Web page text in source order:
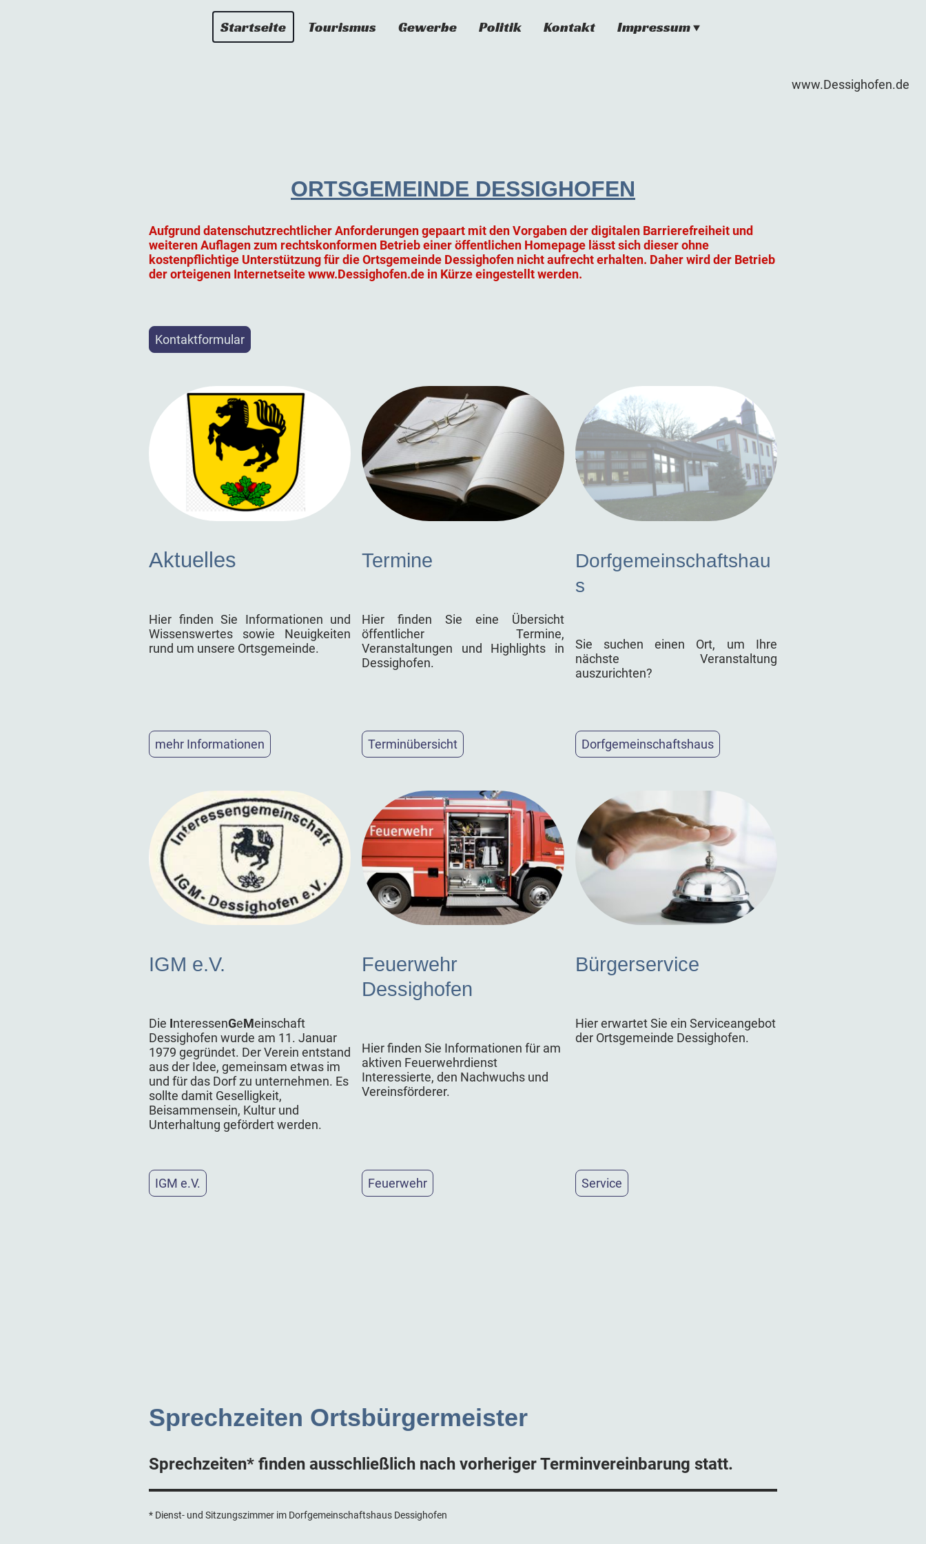
Startseite Tourismus Gewerbe Politik Kontakt Impressum
www.Dessighofen.de
ORTSGEMEINDE DESSIGHOFEN
Aufgrund datenschutzrechtlicher Anforderungen gepaart mit den Vorgaben der digitalen Barrierefreiheit und
weiteren Auflagen zum rechtskonformen Betrieb einer öffentlichen Homepage lässt sich dieser ohne
kostenpflichtige Unterstützung für die Ortsgemeinde Dessighofen nicht aufrecht erhalten. Daher wird der Betrieb
der orteigenen Internetseite www.Dessighofen.de in Kürze eingestellt werden.
Kontaktformular
Aktuelles
Hier finden Sie Informationen und
Wissenswertes sowie Neuigkeiten
rund um unsere Ortsgemeinde.
mehr Informationen
Termine
Hier finden Sie eine Übersicht
öffentlicher Termine,
Veranstaltungen und Highlights in
Dessighofen.
Terminübersicht
Dorfgemeinschaftshau
s
Sie suchen einen Ort, um Ihre
nächste Veranstaltung
auszurichten?
Dorfgemeinschaftshaus
IGM e.V.
Die InteressenGeMeinschaft
Dessighofen wurde am 11. Januar
1979 gegründet. Der Verein entstand
aus der Idee, gemeinsam etwas im
und für das Dorf zu unternehmen. Es
sollte damit Geselligkeit,
Beisammensein, Kultur und
Unterhaltung gefördert werden.
IGM e.V.
Feuerwehr
Dessighofen
Hier finden Sie Informationen für am
aktiven Feuerwehrdienst
Interessierte, den Nachwuchs und
Vereinsförderer.
Feuerwehr
Bürgerservice
Hier erwartet Sie ein Serviceangebot
der Ortsgemeinde Dessighofen.
Service
Sprechzeiten Ortsbürgermeister
Sprechzeiten* finden ausschließlich nach vorheriger Terminvereinbarung statt.
* Dienst- und Sitzungszimmer im Dorfgemeinschaftshaus Dessighofen